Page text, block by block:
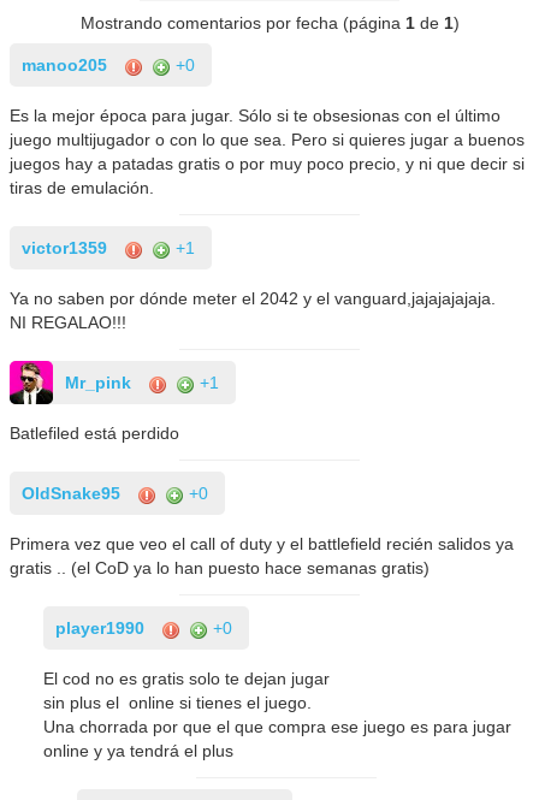
Mostrando comentarios por fecha (página 1de 1)
manoo205 +0
Es la mejor época para jugar. Sólo si te obsesionas con el último
juego multijugador o con lo que sea. Pero si quieres jugar a buenos
juegos hay a patadas gratis o por muy poco precio, y ni que decir si
tiras de emulación.
victor1359 +1
Ya no saben por dónde meter el 2042 y el vanguard,jajajajajaja.
NI REGALAO!!!
Mr_pink +1
Batlefiled está perdido
OldSnake95 +0
Primera vez que veo el call of duty y el battlefield recién salidos ya
gratis .. (el CoD ya lo han puesto hace semanas gratis)
player1990 +0
El cod no es gratis solo te dejan jugar
sin plus el online si tienes el juego.
Una chorrada por que el que compra ese juego es para jugar
online y ya tendrá el plus